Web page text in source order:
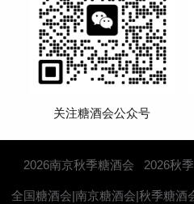
关注糖酒会公众号
2026南京秋季糖酒会 2026秋
全国糖酒会|南京糖酒会|秋季糖酒